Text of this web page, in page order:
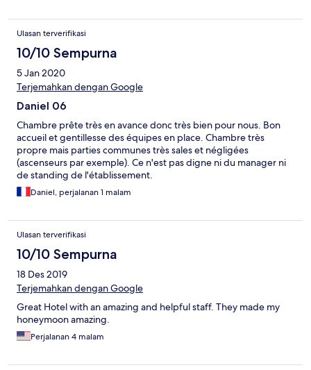
Ulasan terverifikasi
10/10 Sempurna
5 Jan 2020
Terjemahkan dengan Google
Daniel 06
Chambre prête très en avance donc très bien pour nous. Bon
accueil et gentillesse des équipes en place. Chambre très
propre mais parties communes très sales et négligées
(ascenseurs par exemple). Ce n'est pas digne ni du manager ni
de standing de l'établissement.
Daniel, perjalanan 1 malam
Ulasan terverifikasi
10/10 Sempurna
18 Des 2019
Terjemahkan dengan Google
Great Hotel with an amazing and helpful staff. They made my
honeymoon amazing.
Perjalanan 4 malam